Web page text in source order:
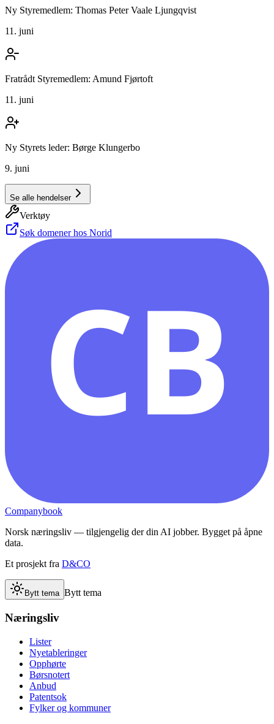
Ny Styremedlem: Thomas Peter Vaale Ljungqvist
11. juni
Fratrådt Styremedlem: Amund Fjørtoft
11. juni
Ny Styrets leder: Børge Klungerbo
9. juni
Se alle hendelser
Verktøy
Søk domener hos Norid
CB
Companybook
Norsk næringsliv — tilgjengelig der din AI jobber. Bygget på åpne
data.
Et prosjekt fra D&CO
Bytt tema Bytt tema
Næringsliv
Lister
Nyetableringer
Opphørte
Børsnotert
Anbud
Patentsok
Fylker og kommuner